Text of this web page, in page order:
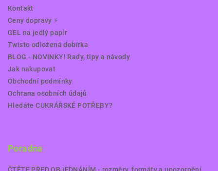
Kontakt
Ceny dopravy ⚡️
GEL na jedlý papír
Twisto odložená dobírka
BLOG - NOVINKY! Rady, tipy a návody
Jak nakupovat
Obchodní podmínky
Ochrana osobních údajů
Hledáte CUKRÁŘSKÉ POTŘEBY?
Poradna